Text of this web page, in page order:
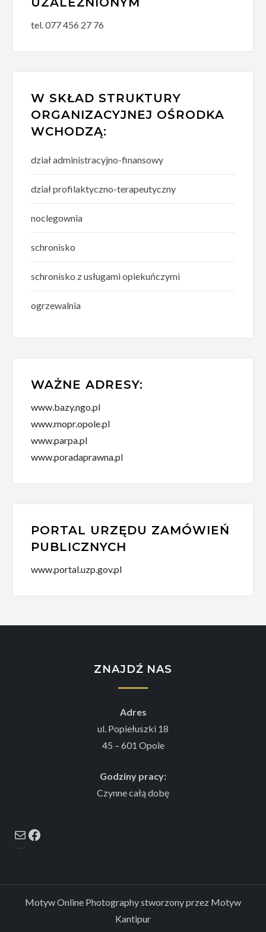
tel. 077 456 27 76
W SKŁAD STRUKTURY
ORGANIZACYJNEJ OŚRODKA
WCHODZĄ:
dział administracyjno-finansowy
dział profilaktyczno-terapeutyczny
noclegownia
schronisko
schronisko z usługami opiekuńczymi
ogrzewalnia
WAŻNE ADRESY:
www.bazy.ngo.pl
www.mopr.opole.pl
www.parpa.pl
www.poradaprawna.pl
PORTAL URZĘDU ZAMÓWIEŃ
PUBLICZNYCH
www.portal.uzp.gov.pl
ZNAJDŹ NAS
Adres
ul. Popiełuszki 18
45 – 601 Opole
Godziny pracy:
Czynne całą dobę
Mail
Motyw Online Photography stworzony przez Motyw
Kantipur